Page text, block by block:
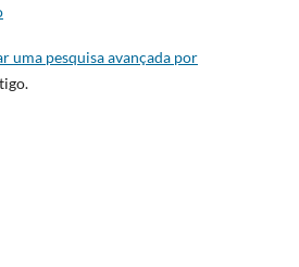
uma pesquisa avançada por